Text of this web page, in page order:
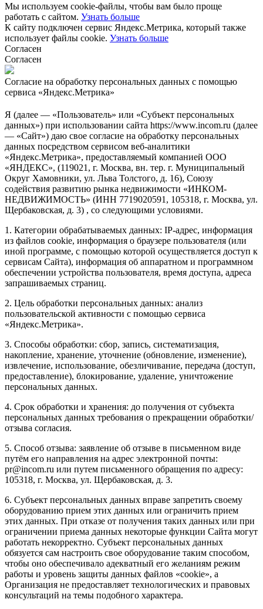
Мы используем cookie-файлы, чтобы вам было проще
работать с сайтом. Узнать больше
К сайту подключен сервис Яндекс.Метрика, который также
использует файлы cookie. Узнать больше
Согласен
Согласен
Согласие на обработку персональных данных с помощью
сервиса «Яндекс.Метрика»
Я (далее — «Пользователь» или «Субъект персональных
данных») при использовании сайта https://www.incom.ru (далее
— «Сайт») даю свое согласие на обработку персональных
данных посредством сервисом веб-аналитики
«Яндекс.Метрика», предоставляемый компанией ООО
«ЯНДЕКС», (119021, г. Москва, вн. тер. г. Муниципальный
Округ Хамовники, ул. Льва Толстого, д. 16), Союзу
содействия развитию рынка недвижимости «ИНКОМ-
НЕДВИЖИМОСТЬ» (ИНН 7719020591, 105318, г. Москва, ул.
Щербаковская, д. 3) , со следующими условиями.
1. Категории обрабатываемых данных: IP-адрес, информация
из файлов cookie, информация о браузере пользователя (или
иной программе, с помощью которой осуществляется доступ к
сервисам Сайта), информация об аппаратном и программном
обеспечении устройства пользователя, время доступа, адреса
запрашиваемых страниц.
2. Цель обработки персональных данных: анализ
пользовательской активности с помощью сервиса
«Яндекс.Метрика».
3. Способы обработки: сбор, запись, систематизация,
накопление, хранение, уточнение (обновление, изменение),
извлечение, использование, обезличивание, передача (доступ,
предоставление), блокирование, удаление, уничтожение
персональных данных.
4. Срок обработки и хранения: до получения от субъекта
персональных данных требования о прекращении обработки/
отзыва согласия.
5. Способ отзыва: заявление об отзыве в письменном виде
путём его направления на адрес электронной почты:
pr@incom.ru или путем письменного обращения по адресу:
105318, г. Москва, ул. Щербаковская, д. 3.
6. Субъект персональных данных вправе запретить своему
оборудованию прием этих данных или ограничить прием
этих данных. При отказе от получения таких данных или при
ограничении приема данных некоторые функции Сайта могут
работать некорректно. Субъект персональных данных
обязуется сам настроить свое оборудование таким способом,
чтобы оно обеспечивало адекватный его желаниям режим
работы и уровень защиты данных файлов «cookie», а
Организация не предоставляет технологических и правовых
консультаций на темы подобного характера.